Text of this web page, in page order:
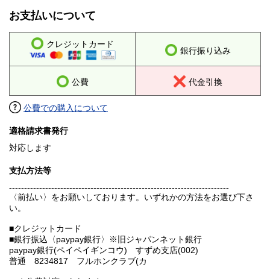
お支払いについて
クレジットカード
銀行振り込み
公費 代金引換
公費での購入について
適格請求書発行
対応します
支払方法等
-------------------------------------------------------------------------
〈前払い〉をお願いしております。いずれかの方法をお選び下さ
い。
■クレジットカード
■銀行振込〈paypay銀行〉※旧ジャパンネット銀行
paypay銀行(ペイペイギンコウ) すずめ支店(002)
普通 8234817 フルホンクラブ(カ